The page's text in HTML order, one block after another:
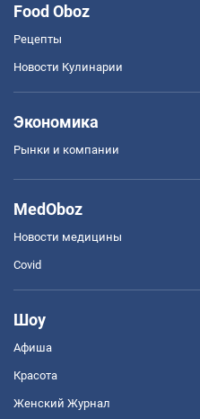
Food Oboz
Рецепты
Новости Кулинарии
Экономика
Рынки и компании
MedOboz
Новости медицины
Covid
Шоу
Афиша
Красота
Женский Журнал